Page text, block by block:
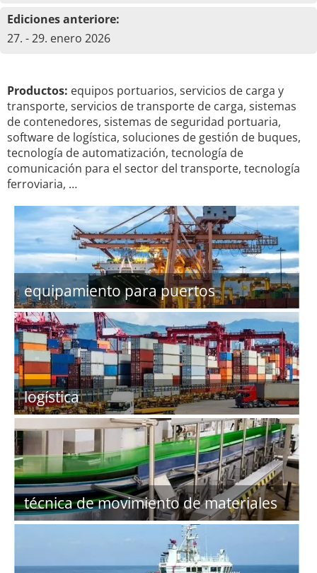
Ediciones anteriore:
27. - 29. enero 2026
Productos: equipos portuarios, servicios de carga y
transporte, servicios de transporte de carga, sistemas
de contenedores, sistemas de seguridad portuaria,
software de logística, soluciones de gestión de buques,
tecnología de automatización, tecnología de
comunicación para el sector del transporte, tecnología
ferroviaria, …
equipamiento para puertos
logística
técnica de movimiento de materiales